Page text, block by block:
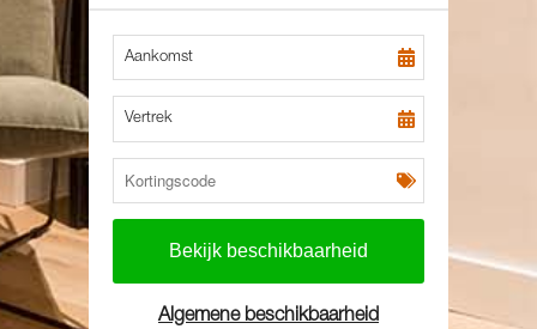
Aankomst
Vertrek
Algemene beschikbaarheid